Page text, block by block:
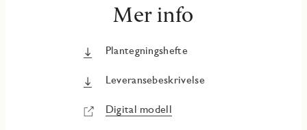
Mer info
Plantegningshefte
Leveransebeskrivelse
Digital modell